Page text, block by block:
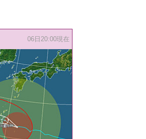
06日20:00現在